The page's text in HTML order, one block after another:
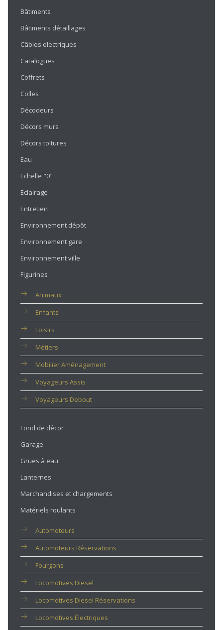
Bâtiments
Bâtiments détaillages
Câbles electriques
Catalogues
Coffrets
Colles
Décodeurs
Décors murs
Décors toitures
Eau
Echelle "0"
Eclairage
Entretien
Environnement dépôt
Environnement gare
Environnement ville
Figurines
Animaux
Enfants
Loisirs
Métiers
Mobilier Aménagement
Voyageurs Assis
Voyageurs Debout
Fond de décor
Garage
Grues à eau
Lanternes
Marchandises et chargements
Matériels roulants
Automoteurs
Automoteurs Réservations
Fourgons
Locomotives Diesel
Locomotives Diesel Réservations
Locomotives Électriques